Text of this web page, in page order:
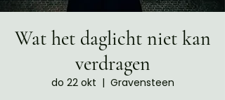
Wat het daglicht niet kan
verdragen
do 22 okt
  |
Gravensteen